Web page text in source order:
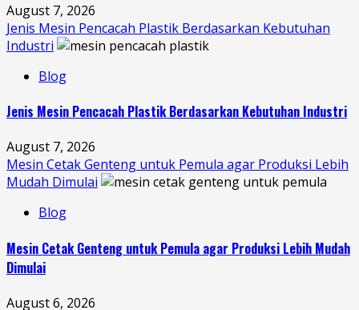
August 7, 2026
Jenis Mesin Pencacah Plastik Berdasarkan Kebutuhan
Industri
Blog
Jenis Mesin Pencacah Plastik Berdasarkan Kebutuhan Industri
August 7, 2026
Mesin Cetak Genteng untuk Pemula agar Produksi Lebih
Mudah Dimulai
Blog
Mesin Cetak Genteng untuk Pemula agar Produksi Lebih Mudah
Dimulai
August 6, 2026